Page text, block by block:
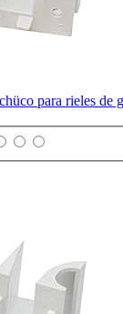
para rieles de